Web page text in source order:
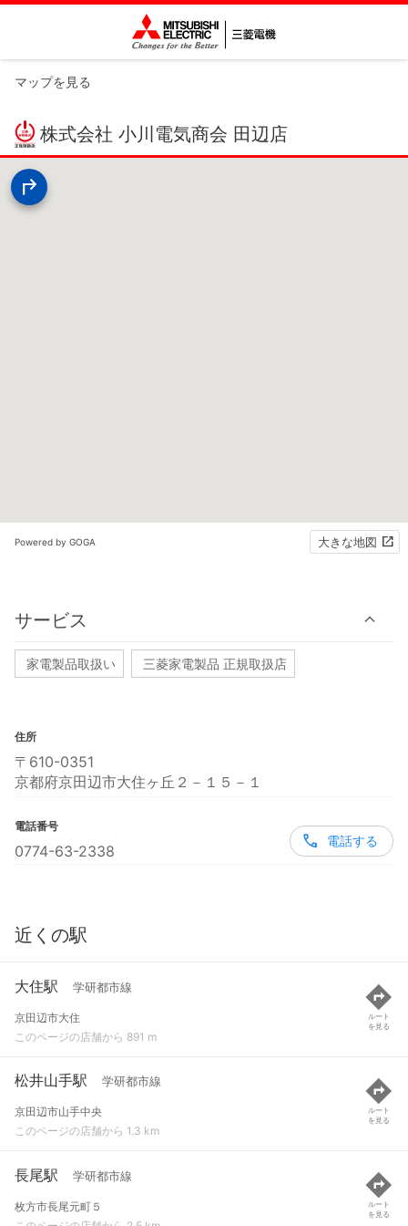
マップを見る
株式会社 小川電気商会 田辺店
Powered by GOGA 大きな地図
サービス
家電製品取扱い 三菱家電製品 正規取扱店
住所
〒610-0351
京都府京田辺市大住ヶ丘２－１５－１
電話番号
0774-63-2338
電話する
近くの駅
大住駅 学研都市線
京田辺市大住
このページの店舗から 891 m
ルート
を見る
松井山手駅 学研都市線
京田辺市山手中央
このページの店舗から 1.3 km
ルート
を見る
長尾駅 学研都市線
枚方市長尾元町５
ルート
を見る